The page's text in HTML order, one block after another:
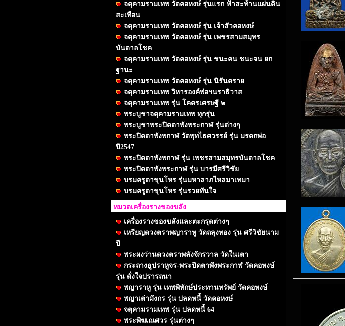
จตุคามรามเทพ วัดคอหงษ์ รุ่นแรก ฟ้าสะท้านแผ่นดิน
สะเทือน
จตุคามรามเทพ วัดคอหงษ์ รุ่น เจ้าสัวคอหงษ์
จตุคามรามเทพ วัดคอหงษ์ รุ่น เพชรสามสมุทร
บันดาลโชค
จตุคามรามเทพ วัดคอหงษ์ รุ่น ชนะคน ชนะจน ยก
ฐานะ
จตุคามรามเทพ วัดคอหงษ์ รุ่น นิรันตราย
จตุคามรามเทพ วิหารองค์พ่อฯนราธิวาส
จตุคามรามเทพ รุ่น โคตรเศรษฐี ๒
พระบูชาจตุคามรามเทพ ทุกรุ่น
พระบูชาพระปิดตาพังพระกาฬ รุ่นต่างๆ
พระปิดตาพังพกาฬ วัดพุทไธศวรรย์ รุ่น มรดกพ่อ
ปี2547
พระปิดตาพังพกาฬ รุ่น เพชรสามสมุทรบันดาลโชค
พระปิดตาพังพระกาฬ รุ่น บารมีศรีวิชัย
บรมครูตาขุนโหร รุ่นมหาลาภไหลมาเทมา
บรมครูตาขุนโหร รุ่นรวยทันใจ
หมวดเครื่องรางของขลัง
เครื่องรางของขลังและตะกรุดต่างๆ
เหรียญดวงตราพญาราหู วัดถลุงทอง รุ่น ศรีวิชัยนาม
ปี
พระผงว่านดวงตราพลังจักรวาล วัดในเตา
กระถางธูปราหูจร-พระปิดตาพังพระกาฬ วัดคอหงษ์
รุ่น ดั่งใจปรารถนา
พญาราหู รุ่น เทพพิทักษ์ประทานทรัพย์ วัดคอหงษ์
พญาเต่ามังกร รุ่น ปลดหนี้ วัดคอหงษ์
จตุคามรามเทพ รุ่น ปลดหนี้ 64
พระพิฆเณศวร รุ่นต่างๆ